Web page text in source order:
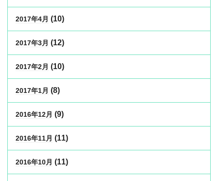
2017年4月 (10)
2017年3月 (12)
2017年2月 (10)
2017年1月 (8)
2016年12月 (9)
2016年11月 (11)
2016年10月 (11)